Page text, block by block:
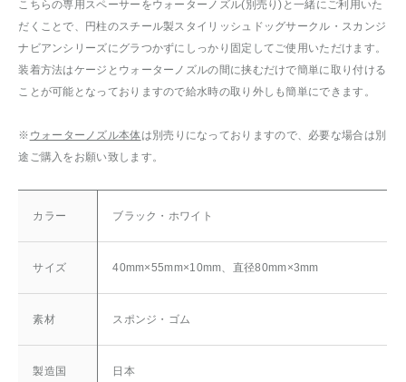
こちらの専用スペーサーをウォーターノズル(別売り)と一緒にご利用いた
だくことで、円柱のスチール製スタイリッシュドッグサークル・スカンジ
ナビアンシリーズにグラつかずにしっかり固定してご使用いただけます。
装着方法はケージとウォーターノズルの間に挟むだけで簡単に取り付ける
ことが可能となっておりますので給水時の取り外しも簡単にできます。
※ ウォーターノズル本体は別売りになっておりますので、必要な場合は別
途ご購入をお願い致します。
カラー ブラック・ホワイト
サイズ 40mm×55mm×10mm、直径80mm×3mm
素材 スポンジ・ゴム
製造国 日本